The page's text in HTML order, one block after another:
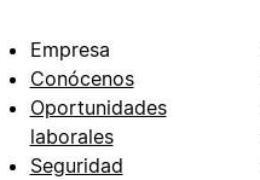
Empresa
Conócenos
Oportunidades
laborales
Seguridad